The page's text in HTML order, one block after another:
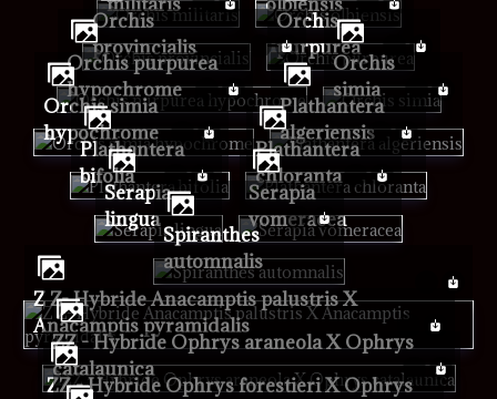
Orchis
provincialis
Orchis
purpurea
Orchis purpurea
hypochrome
Orchis
simia
Orchis simia
hypochrome
Plathantera
algeriensis
Plathantera
bifolia
Plathantera
chloranta
Serapia
lingua
Serapia
vomeracea
Spiranthes
automnalis
Z Z- Hybride Anacamptis palustris X
Anacamptis pyramidalis
ZZ - Hybride Ophrys araneola X Ophrys
catalaunica
ZZ - Hybride Ophrys forestieri X Ophrys